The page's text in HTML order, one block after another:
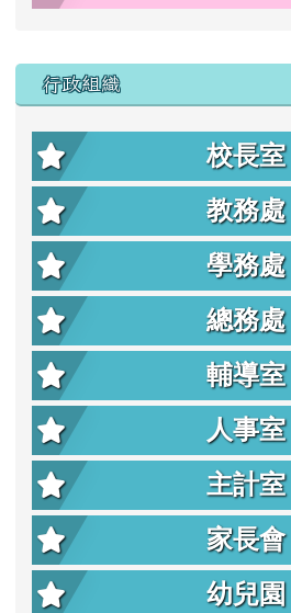
行政組織
校長室
教務處
學務處
總務處
輔導室
人事室
主計室
家長會
幼兒園